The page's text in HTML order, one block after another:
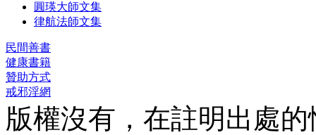
圓瑛大師文集
律航法師文集
民間善書
健康書籍
贊助方式
戒邪淫網
版權沒有，在註明出處